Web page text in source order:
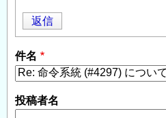
返信
件名
投稿者名